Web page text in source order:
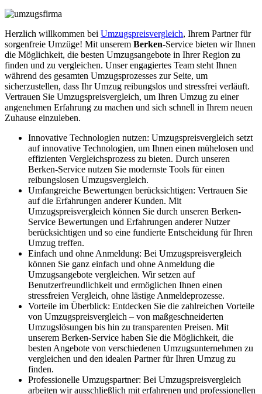
Herzlich willkommen bei Umzugspreisvergleich, Ihrem Partner für
sorgenfreie Umzüge! Mit unserem Berken-Service bieten wir Ihnen
die Möglichkeit, die besten Umzugsangebote in Ihrer Region zu
finden und zu vergleichen. Unser engagiertes Team steht Ihnen
während des gesamten Umzugsprozesses zur Seite, um
sicherzustellen, dass Ihr Umzug reibungslos und stressfrei verläuft.
Vertrauen Sie Umzugspreisvergleich, um Ihren Umzug zu einer
angenehmen Erfahrung zu machen und sich schnell in Ihrem neuen
Zuhause einzuleben.
Innovative Technologien nutzen: Umzugspreisvergleich setzt
auf innovative Technologien, um Ihnen einen mühelosen und
effizienten Vergleichsprozess zu bieten. Durch unseren
Berken-Service nutzen Sie modernste Tools für einen
reibungslosen Umzugsvergleich.
Umfangreiche Bewertungen berücksichtigen: Vertrauen Sie
auf die Erfahrungen anderer Kunden. Mit
Umzugspreisvergleich können Sie durch unseren Berken-
Service Bewertungen und Erfahrungen anderer Nutzer
berücksichtigen und so eine fundierte Entscheidung für Ihren
Umzug treffen.
Einfach und ohne Anmeldung: Bei Umzugspreisvergleich
können Sie ganz einfach und ohne Anmeldung die
Umzugsangebote vergleichen. Wir setzen auf
Benutzerfreundlichkeit und ermöglichen Ihnen einen
stressfreien Vergleich, ohne lästige Anmeldeprozesse.
Vorteile im Überblick: Entdecken Sie die zahlreichen Vorteile
von Umzugspreisvergleich – von maßgeschneiderten
Umzugslösungen bis hin zu transparenten Preisen. Mit
unserem Berken-Service haben Sie die Möglichkeit, die
besten Angebote von verschiedenen Umzugsunternehmen zu
vergleichen und den idealen Partner für Ihren Umzug zu
finden.
Professionelle Umzugspartner: Bei Umzugspreisvergleich
arbeiten wir ausschließlich mit erfahrenen und professionellen